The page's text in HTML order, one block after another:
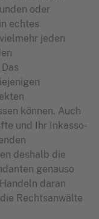
oder
echtes
jeden
können. Auch
und Ihr Inkasso-
deshalb die
genauso
daran
Rechtsanwälte